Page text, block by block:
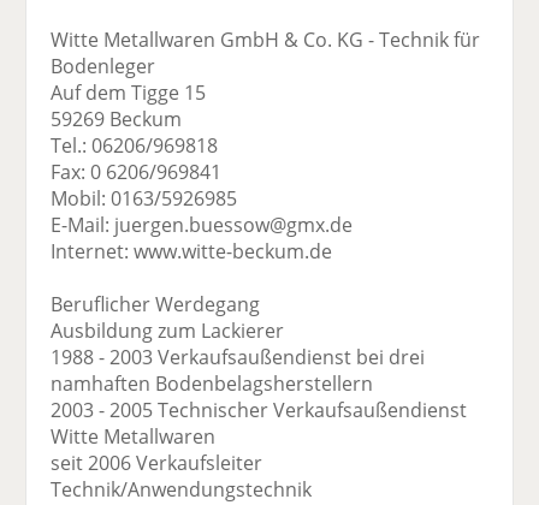
Witte Metallwaren GmbH & Co. KG - Technik für
Bodenleger
Auf dem Tigge 15
59269 Beckum
Tel.: 06206/969818
Fax: 0 6206/969841
Mobil: 0163/5926985
E-Mail: juergen.buessow@gmx.de
Internet: www.witte-beckum.de
Beruflicher Werdegang
Ausbildung zum Lackierer
1988 - 2003 Verkaufsaußendienst bei drei
namhaften Bodenbelagsherstellern
2003 - 2005 Technischer Verkaufsaußendienst
Witte Metallwaren
seit 2006 Verkaufsleiter
Technik/Anwendungstechnik